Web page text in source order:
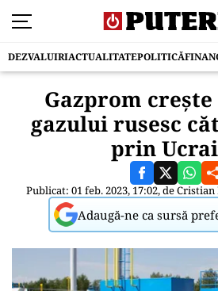
DEZVALUIRIACTUALITATEPOLITICĂ
Gazprom
gazului rusesc
prin
Publicat: 01 feb. 2023, 17:02, deCristian
Adaugă-ne ca sursă